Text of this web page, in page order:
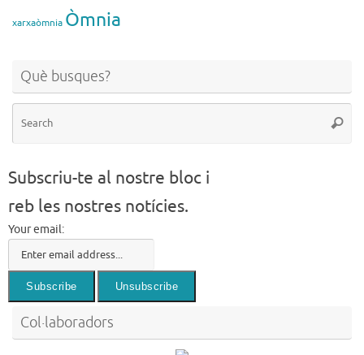
xarxaòmnia Òmnia
Què busques?
Subscriu-te al nostre bloc i
reb les nostres notícies.
Your email:
Col·laboradors